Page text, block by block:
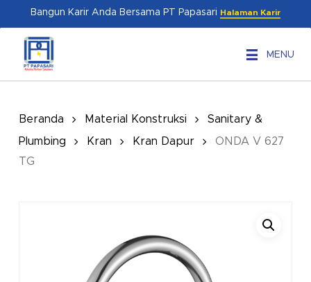
content
Bangun Karir Anda Bersama PT Papasari Halaman Karir
MENU
Beranda Material Konstruksi
Sanitary &
Plumbing
Kran Kran Dapur
ONDA V 627
TG
Menu